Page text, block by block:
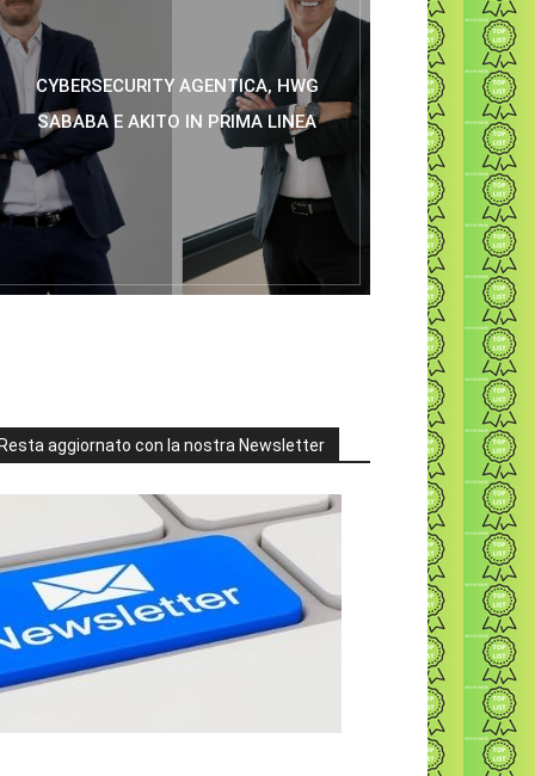
CYBERSECURITY AGENTICA, HWG
SABABA E AKITO IN PRIMA LINEA
aggiornato con la nostra Newsletter